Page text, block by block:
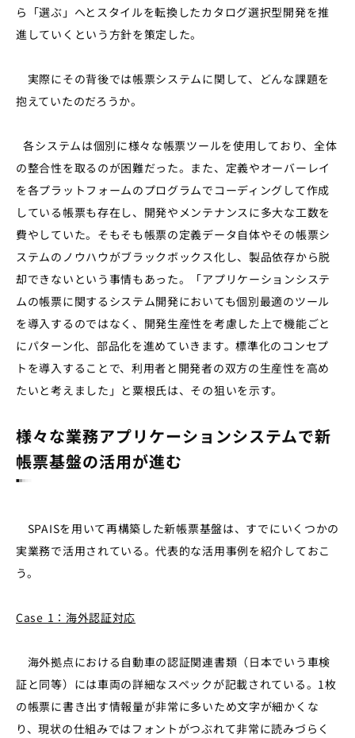
ら「選ぶ」へとスタイルを転換したカタログ選択型開発を推
進していくという方針を策定した。
実際にその背後では帳票システムに関して、どんな課題を
抱えていたのだろうか。
各システムは個別に様々な帳票ツールを使用しており、全体
の整合性を取るのが困難だった。また、定義やオーバーレイ
を各プラットフォームのプログラムでコーディングして作成
している帳票も存在し、開発やメンテナンスに多大な工数を
費やしていた。そもそも帳票の定義データ自体やその帳票シ
ステムのノウハウがブラックボックス化し、製品依存から脱
却できないという事情もあった。「アプリケーションシステ
ムの帳票に関するシステム開発においても個別最適のツール
を導入するのではなく、開発生産性を考慮した上で機能ごと
にパターン化、部品化を進めていきます。標準化のコンセプ
トを導入することで、利用者と開発者の双方の生産性を高め
たいと考えました」と粟根氏は、その狙いを示す。
様々な業務アプリケーションシステムで新
帳票基盤の活用が進む
SPAISを用いて再構築した新帳票基盤は、すでにいくつかの
実業務で活用されている。代表的な活用事例を紹介しておこ
う。
Case 1：海外認証対応
海外拠点における自動車の認証関連書類（日本でいう車検
証と同等）には車両の詳細なスペックが記載されている。1枚
の帳票に書き出す情報量が非常に多いため文字が細かくな
り、現状の仕組みではフォントがつぶれて非常に読みづらく